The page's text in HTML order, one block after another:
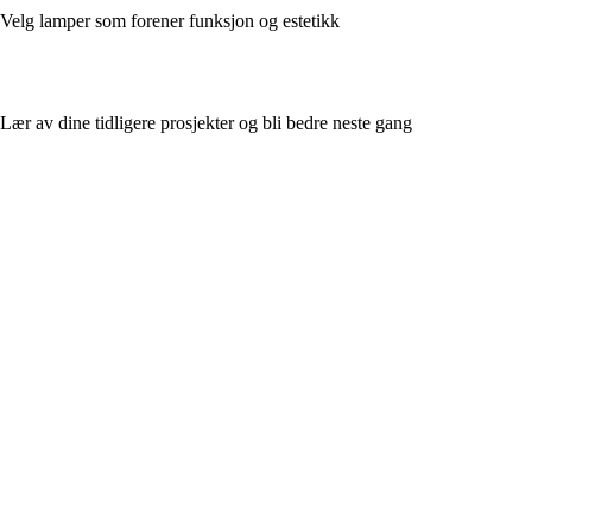
Velg lamper som forener funksjon og estetikk
Lær av dine tidligere prosjekter og bli bedre neste gang